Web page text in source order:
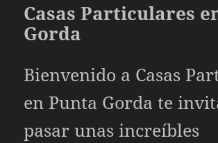
Casas Particulares
Gorda
Bienvenido a Casas
en Punta Gorda te
pasar unas increíbles